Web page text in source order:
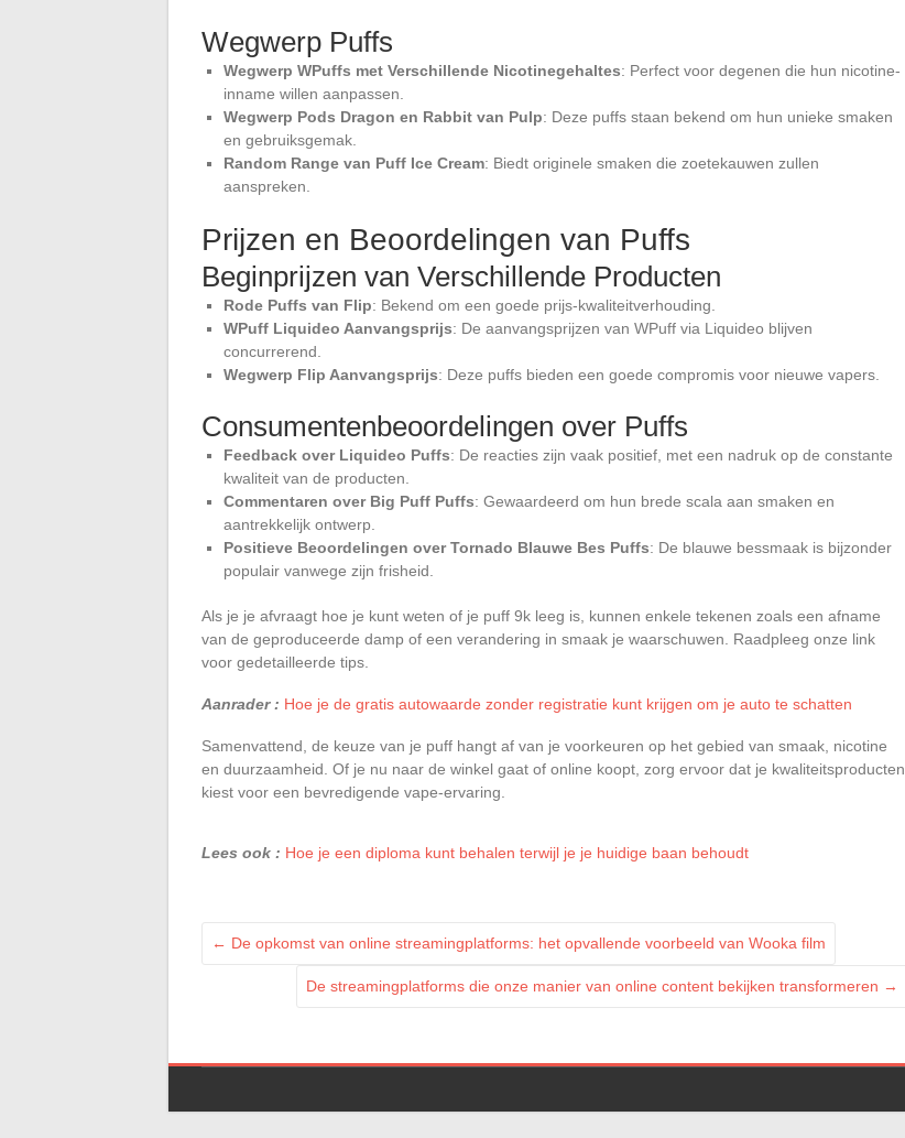
Wegwerp Puffs
Wegwerp WPuffs met Verschillende Nicotinegehaltes: Perfect voor degenen die hun nicotine-
inname willen aanpassen.
Wegwerp Pods Dragon en Rabbit van Pulp: Deze puffs staan bekend om hun unieke smaken
en gebruiksgemak.
Random Range van Puff Ice Cream: Biedt originele smaken die zoetekauwen zullen
aanspreken.
Prijzen en Beoordelingen van Puffs
Beginprijzen van Verschillende Producten
Rode Puffs van Flip: Bekend om een goede prijs-kwaliteitverhouding.
WPuff Liquideo Aanvangsprijs: De aanvangsprijzen van WPuff via Liquideo blijven
concurrerend.
Wegwerp Flip Aanvangsprijs: Deze puffs bieden een goede compromis voor nieuwe vapers.
Consumentenbeoordelingen over Puffs
Feedback over Liquideo Puffs: De reacties zijn vaak positief, met een nadruk op de constante
kwaliteit van de producten.
Commentaren over Big Puff Puffs: Gewaardeerd om hun brede scala aan smaken en
aantrekkelijk ontwerp.
Positieve Beoordelingen over Tornado Blauwe Bes Puffs: De blauwe bessmaak is bijzonder
populair vanwege zijn frisheid.
Als je je afvraagt hoe je kunt weten of je puff 9k leeg is, kunnen enkele tekenen zoals een afname
van de geproduceerde damp of een verandering in smaak je waarschuwen. Raadpleeg onze link
voor gedetailleerde tips.
Aanrader : Hoe je de gratis autowaarde zonder registratie kunt krijgen om je auto te schatten
Samenvattend, de keuze van je puff hangt af van je voorkeuren op het gebied van smaak, nicotine
en duurzaamheid. Of je nu naar de winkel gaat of online koopt, zorg ervoor dat je kwaliteitsproducten
kiest voor een bevredigende vape-ervaring.
Lees ook : Hoe je een diploma kunt behalen terwijl je je huidige baan behoudt
← De opkomst van online streamingplatforms: het opvallende voorbeeld van Wooka film
De streamingplatforms die onze manier van online content bekijken transformeren →